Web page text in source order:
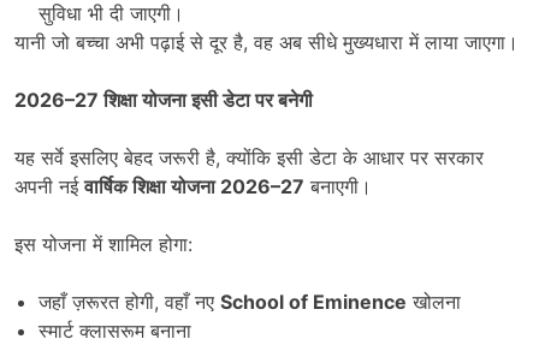
सुविधा भी दी जाएगी।
यानी जो बच्चा अभी पढ़ाई से दूर है, वह अब सीधे मुख्यधारा में लाया जाएगा।
2026–27शिक्षा योजना इसी डेटा पर बनेगी
यह सर्वे इसलिए बेहद जरूरी है, क्योंकि इसी डेटा के आधार पर सरकार
अपनी नईवार्षिक शिक्षा योजना 2026–27 बनाएगी।
इस योजना में शामिल होगा:
जहाँ ज़रूरत होगी, वहाँ नए School of Eminence खोलना
स्मार्ट क्लासरूम बनाना